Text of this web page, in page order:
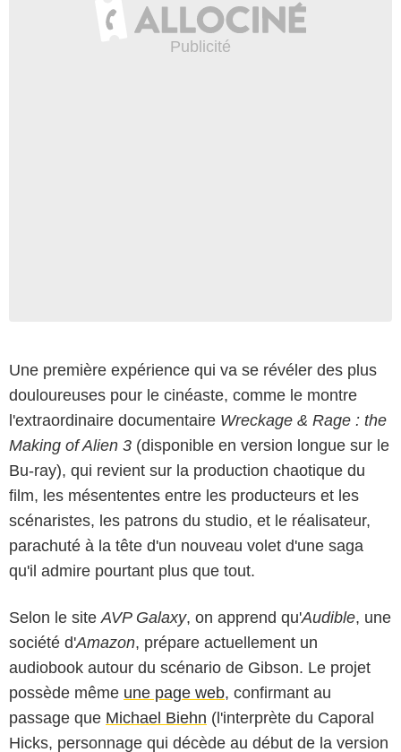
Une première expérience qui va se révéler des plus
douloureuses pour le cinéaste, comme le montre
l'extraordinaire documentaire Wreckage & Rage : the
Making of Alien 3 (disponible en version longue sur le
Bu-ray), qui revient sur la production chaotique du
film, les mésententes entre les producteurs et les
scénaristes, les patrons du studio, et le réalisateur,
parachuté à la tête d'un nouveau volet d'une saga
qu'il admire pourtant plus que tout.
Selon le site AVP Galaxy, on apprend qu'Audible, une
société d'Amazon, prépare actuellement un
audiobook autour du scénario de Gibson. Le projet
possède même une page web, confirmant au
passage que Michael Biehn (l'interprète du Caporal
Hicks, personnage qui décède au début de la version